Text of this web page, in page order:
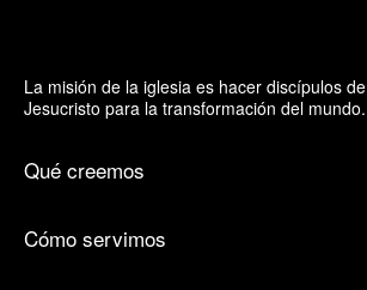
La misión de la iglesia es hacer discípulos de
Jesucristo para la transformación del mundo.
Qué creemos
Cómo servimos